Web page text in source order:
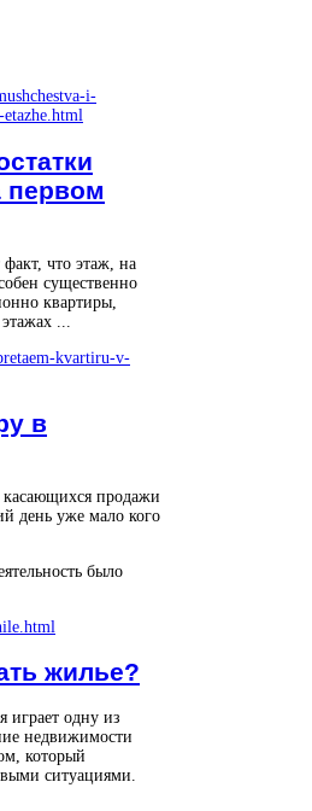
первом
факт, что этаж, на
существенно
квартиры,
...
в
продажи
день уже мало кого
было
жилье?
одну из
недвижимости
который
ситуациями.